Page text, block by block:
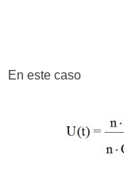
En este caso